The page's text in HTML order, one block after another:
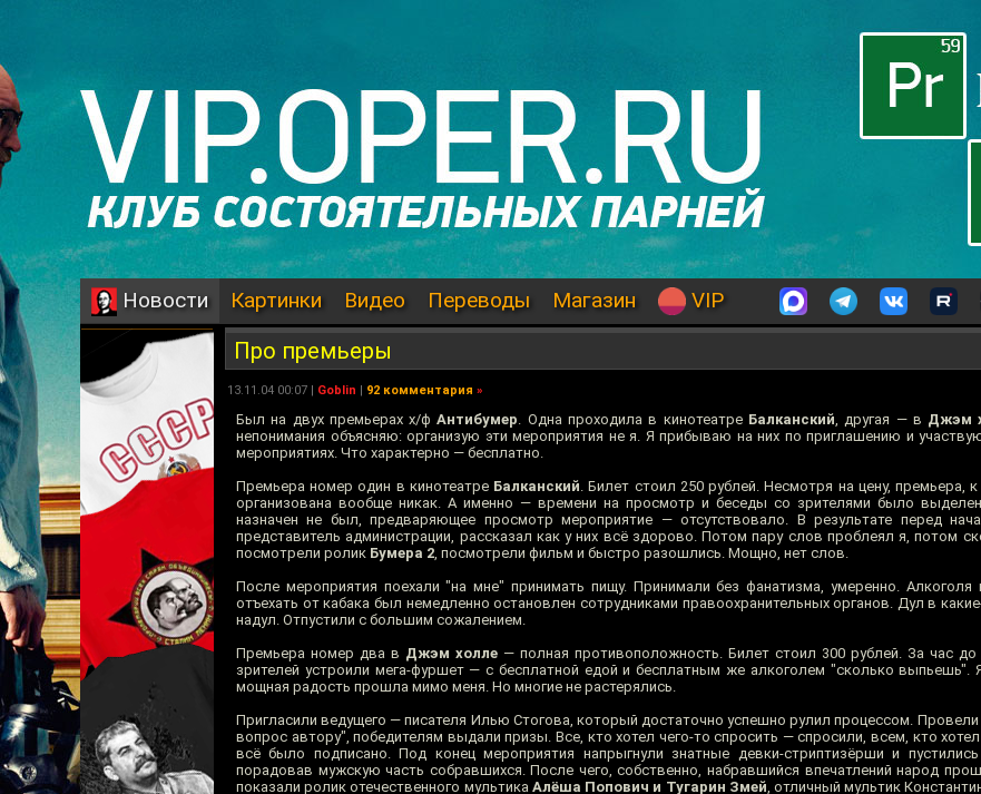
Новости Картинки Видео Переводы Магазин VIP
Про премьеры
13.11.04 00:07 | Goblin | 92 комментария »
Был на двух премьерах х/фАнтибумер. Одна проходила в кинотеатре Балканский, другая — в Джэм
непонимания объясняю: организую эти мероприятия не я. Я прибываю на них по приглашению и
мероприятиях. Что характерно — бесплатно.
Премьера номер один в кинотеатре Балканский. Билет стоил 250 рублей. Несмотря на цену, премьера,
организована вообще никак. А именно — времени на просмотр и беседы со зрителями было
назначен не был, предваряющее просмотр мероприятие — отсутствовало. В результате перед
представитель администрации, рассказал как у них всё здорово. Потом пару слов проблеял я, потом
посмотрели ролик Бумера 2, посмотрели фильм и быстро разошлись. Мощно, нет слов.
После мероприятия поехали "на мне" принимать пищу. Принимали без фанатизма, умеренно.
отъехать от кабака был немедленно остановлен сотрудниками правоохранительных органов. Дул в
надул. Отпустили с большим сожалением.
Премьера номер два в Джэм холле — полная противоположность. Билет стоил 300 рублей. За час
зрителей устроили мега-фуршет — с бесплатной едой и бесплатным же алкоголем "сколько выпьешь".
мощная радость прошла мимо меня. Но многие не растерялись.
Пригласили ведущего — писателя Илью Стогова, который достаточно успешно рулил процессом.
вопрос автору", победителям выдали призы. Все, кто хотел чего-то спросить — спросили, всем, кто
всё было подписано. Под конец мероприятия напрыгнули знатные девки-стриптизёрши и
порадовав мужскую часть собравшихся. После чего, собственно, набравшийся впечатлений народ
показали ролик отечественного мультика Алёша Попович и Тугарин Змей, отличный мультик